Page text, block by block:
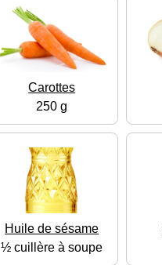
Carottes
250 g
Huile de sésame
½ cuillère à soupe